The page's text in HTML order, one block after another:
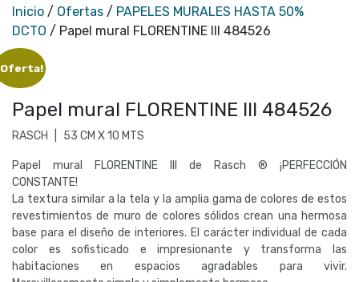
Inicio / Ofertas / PAPELES MURALES HASTA 50%
DCTO / Papel mural FLORENTINE III 484526
Papel mural FLORENTINE III 484526
RASCH 53 CM X 10 MTS
Papel mural FLORENTINE III de Rasch ® ¡PERFECCIÓN
CONSTANTE!
La textura similar a la tela y la amplia gama de colores de estos
revestimientos de muro de colores sólidos crean una hermosa
base para el diseño de interiores. El carácter individual de cada
color es sofisticado e impresionante y transforma las
habitaciones en espacios agradables para vivir.